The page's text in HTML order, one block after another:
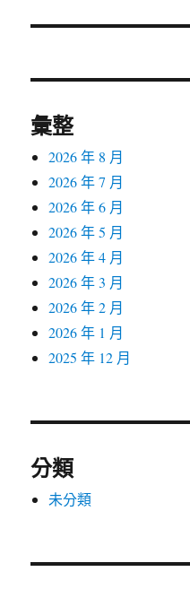
文
彙整
2026 年 8 月
2026 年 7 月
2026 年 6 月
2026 年 5 月
2026 年 4 月
2026 年 3 月
2026 年 2 月
2026 年 1 月
2025 年 12 月
分類
未分類